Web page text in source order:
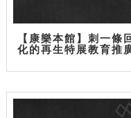
【康樂本館】刺一條
化的再生特展教育推